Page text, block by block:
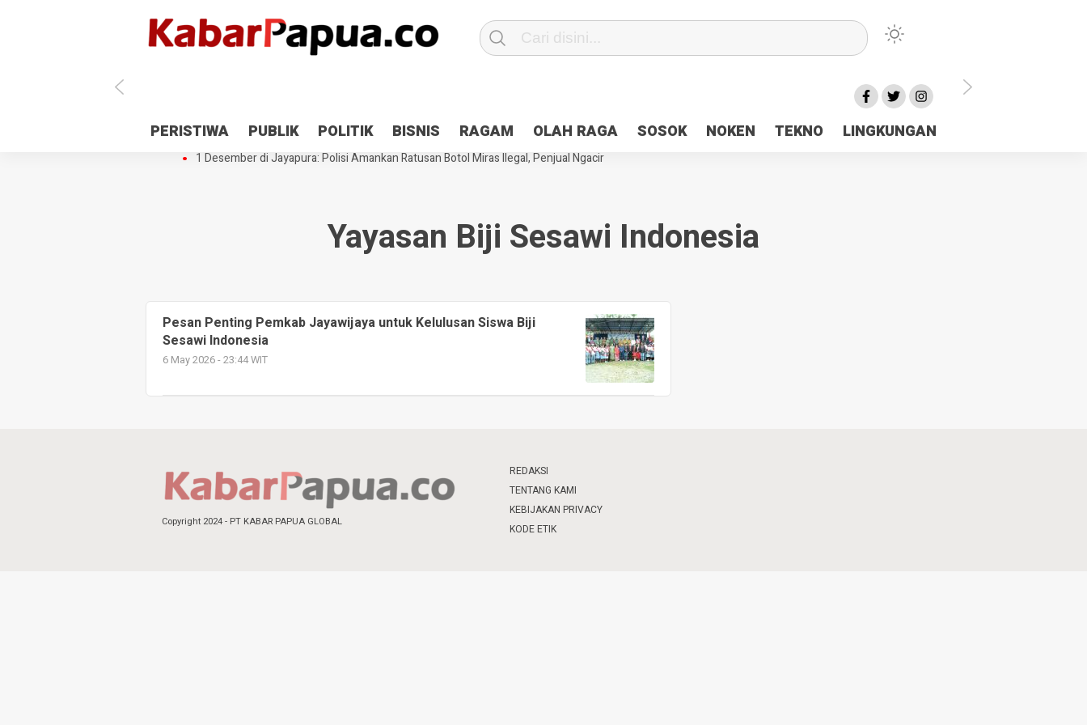
PERISTIWA PUBLIK POLITIK BISNIS RAGAM OLAH RAGA SOSOK NOKEN TEKNO LINGKUNGAN
Antisipasi 1 Desember, TNI Polri Patroli 2×24 jam di Kota Jayapura
Pesan Sejuk Polri di Deklarasi Pemilu Ceria Tanah Papua
Gedung Perpustakaan SMPN 5 Sentani Terbakar
Hibah Pilkada Jayapura Cair 10 Persen, Deposit Kas Daerah Rp23 Miliar Disorot
1 Desember di Jayapura: Polisi Amankan Ratusan Botol Miras Ilegal, Penjual Ngacir
Yayasan Biji Sesawi Indonesia
Pesan Penting Pemkab Jayawijaya untuk Kelulusan Siswa Biji
Sesawi Indonesia
6 May 2026 - 23:44 WIT
Copyright 2024 - PT KABAR PAPUA GLOBAL
REDAKSI
TENTANG KAMI
KEBIJAKAN PRIVACY
KODE ETIK